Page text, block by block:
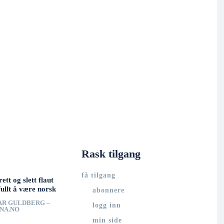
og slett flaut
å være norsk
GULDBERG –
Rask tilgang
få tilgang
abonnere
logg inn
min side